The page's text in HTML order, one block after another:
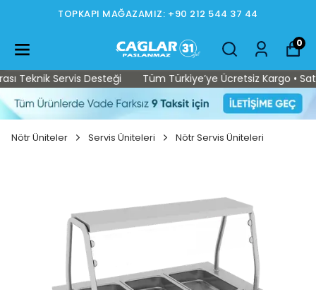
TOPKAPI MAĞAZAMIZ: +90 212 544 37 44
0
Teknik Servis Desteği Tüm Türkiye’ye Ücretsiz Kargo •
Nötr Üniteler Servis Üniteleri Nötr Servis Üniteleri